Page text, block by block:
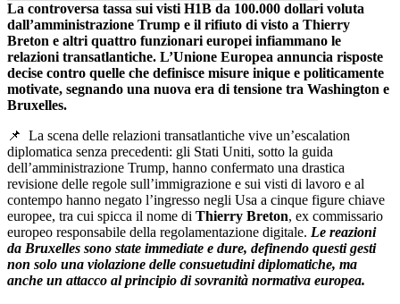
La controversa tassa sui visti H1B da 100.000 dollari voluta
dall’amministrazione Trump e il rifiuto di visto a Thierry
Breton e altri quattro funzionari europei infiammano le
relazioni transatlantiche. L’Unione Europea annuncia risposte
decise contro quelle che definisce misure inique e politicamente
motivate, segnando una nuova era di tensione tra Washington e
Bruxelles.
📌 La scena delle relazioni transatlantiche vive un’escalation
diplomatica senza precedenti: gli Stati Uniti, sotto la guida
dell’amministrazione Trump, hanno confermato una drastica
revisione delle regole sull’immigrazione e sui visti di lavoro e al
contempo hanno negato l’ingresso negli Usa a cinque figure chiave
europee, tra cui spicca il nome di Thierry Breton, ex commissario
europeo responsabile della regolamentazione digitale. Le reazioni
da Bruxelles sono state immediate e dure, definendo questi gesti
non solo una violazione delle consuetudini diplomatiche, ma
anche un attacco al principio di sovranità normativa europea.